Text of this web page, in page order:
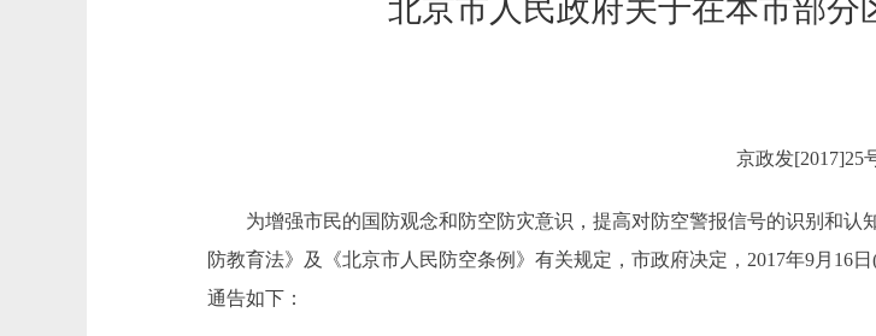
北京市人民政府关于在本市部分
京政发[2017]25
为增强市民的国防观念和防空防灾意识，提高对防空警报信号的识别和认
防教育法》及《北京市人民防空条例》有关规定，市政府决定，2017年9月16
通告如下：